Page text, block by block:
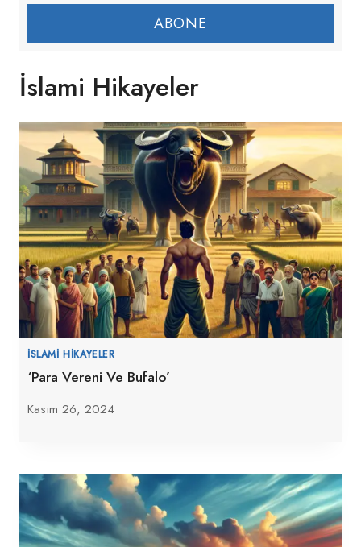
ABONE
İslami Hikayeler
İSLAMI HIKAYELER
‘Para Vereni Ve Bufalo’
Kasım 26, 2024